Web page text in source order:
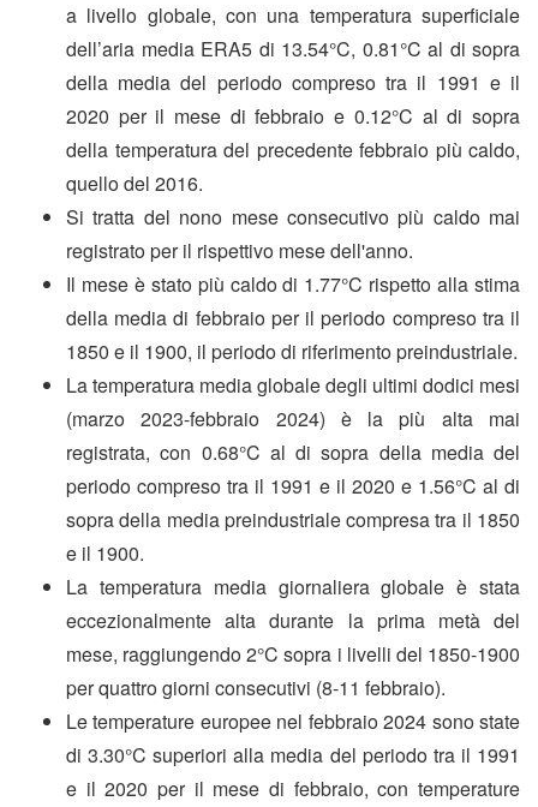
a livello globale, con una temperatura superficiale
dell’aria media ERA5 di 13.54°C, 0.81°C al di sopra
della media del periodo compreso tra il 1991 e il
2020 per il mese di febbraio e 0.12°C al di sopra
della temperatura del precedente febbraio più caldo,
quello del 2016.
Si tratta del nono mese consecutivo più caldo mai
registrato per il rispettivo mese dell'anno.
Il mese è stato più caldo di 1.77°C rispetto alla stima
della media di febbraio per il periodo compreso tra il
1850 e il 1900, il periodo di riferimento preindustriale.
La temperatura media globale degli ultimi dodici mesi
(marzo 2023-febbraio 2024) è la più alta mai
registrata, con 0.68°C al di sopra della media del
periodo compreso tra il 1991 e il 2020 e 1.56°C al di
sopra della media preindustriale compresa tra il 1850
e il 1900.
La temperatura media giornaliera globale è stata
eccezionalmente alta durante la prima metà del
mese, raggiungendo 2°C sopra i livelli del 1850-1900
per quattro giorni consecutivi (8-11 febbraio).
Le temperature europee nel febbraio 2024 sono state
di 3.30°C superiori alla media del periodo tra il 1991
e il 2020 per il mese di febbraio, con temperature